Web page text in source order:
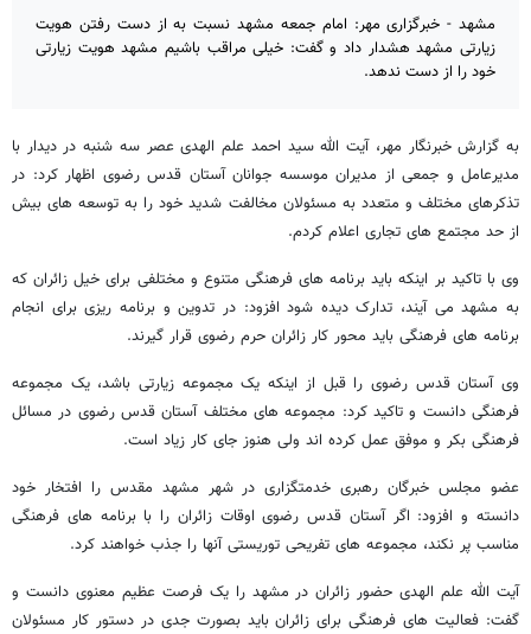
مشهد - خبرگزاری مهر: امام جمعه مشهد نسبت به از دست رفتن هویت
زیارتی مشهد هشدار داد و گفت: خیلی مراقب باشیم مشهد هویت زیارتی
خود را از دست ندهد.
به گزارش خبرنگار مهر، آیت الله سید احمد علم الهدی عصر سه شنبه در دیدار با
مدیرعامل و جمعی از مدیران موسسه جوانان آستان قدس رضوی اظهار کرد: در
تذکرهای مختلف و متعدد به مسئولان مخالفت شدید خود را به توسعه های بیش
از حد مجتمع های تجاری اعلام کردم.
وی با تاکید بر اینکه باید برنامه های فرهنگی متنوع و مختلفی برای خیل زائران که
به مشهد می آیند، تدارک دیده شود افزود: در تدوین و برنامه ریزی برای انجام
برنامه های فرهنگی باید محور کار زائران حرم رضوی قرار گیرند.
وی آستان قدس رضوی را قبل از اینکه یک مجموعه زیارتی باشد، یک مجموعه
فرهنگی دانست و تاکید کرد: مجموعه های مختلف آستان قدس رضوی در مسائل
فرهنگی بکر و موفق عمل کرده اند ولی هنوز جای کار زیاد است.
عضو مجلس خبرگان رهبری خدمتگزاری در شهر مشهد مقدس را افتخار خود
دانسته و افزود: اگر آستان قدس رضوی اوقات زائران را با برنامه های فرهنگی
مناسب پر نکند، مجموعه های تفریحی توریستی آنها را جذب خواهند کرد.
آیت الله علم الهدی حضور زائران در مشهد را یک فرصت عظیم معنوی دانست و
گفت: فعالیت های فرهنگی برای زائران باید بصورت جدی در دستور کار مسئولان